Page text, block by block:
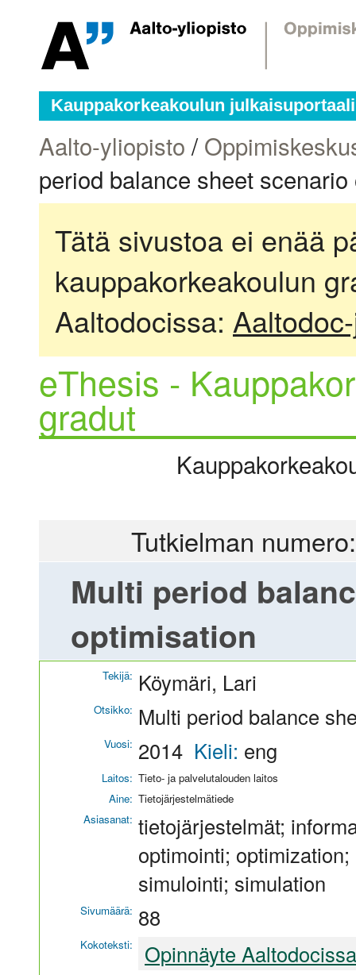
Kauppakorkeakoulun julkaisuportaali
Aalto-yliopisto /
period balance sheet
Tätä sivustoa ei enää
kauppakorkeakoulun
Aaltodocissa:
eThesis -
gradut
Tutkielman
Multi period
optimisation
Tekijä: Köymäri, Lari
Otsikko: Multi period balance
Vuosi: 2014 Kieli: eng
Laitos: Tieto- ja palvelutalouden laitos
Aine: Tietojärjestelmätiede
Asiasanat: tietojärjestelmät;
optimointi;
simulointi; simulation
Sivumäärä: 88
Kokoteksti: Opinnäyte Aaltodocissa